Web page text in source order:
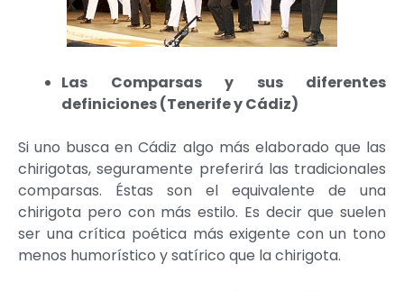
Las Comparsas y sus diferentes
definiciones (Tenerife y Cádiz)
Si uno busca en Cádiz algo más elaborado que las
chirigotas, seguramente preferirá las tradicionales
comparsas. Éstas son el equivalente de una
chirigota pero con más estilo. Es decir que suelen
ser una crítica poética más exigente con un tono
menos humorístico y satírico que la chirigota.